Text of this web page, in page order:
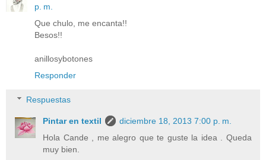
p. m.
Que chulo, me encanta!!
Besos!!
anillosybotones
Responder
Respuestas
Pintar en textil
diciembre 18, 2013 7:00 p. m.
Hola Cande , me alegro que te guste la idea . Queda
muy bien.